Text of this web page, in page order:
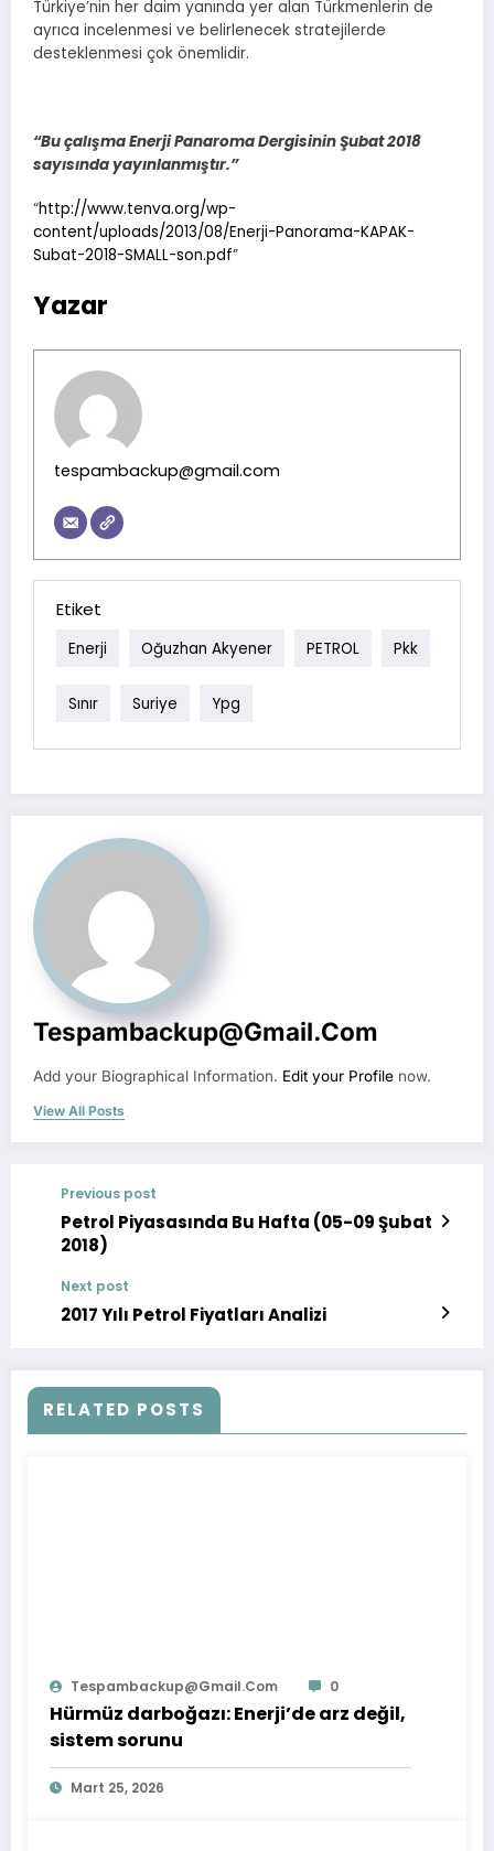
Türkiye’nin her daim yanında yer alan Türkmenlerin de
ayrıca incelenmesi ve belirlenecek stratejilerde
desteklenmesi çok önemlidir.
“Bu çalışma Enerji Panaroma Dergisinin Şubat 2018
sayısında yayınlanmıştır.”
“http://www.tenva.org/wp-
content/uploads/2013/08/Enerji-Panorama-KAPAK-
Subat-2018-SMALL-son.pdf”
Yazar
tespambackup@gmail.com
Etiket
Enerji Oğuzhan Akyener PETROL Pkk
Sınır Suriye Ypg
Tespambackup@gmail.com
Add your Biographical Information. Edit your Profile now.
View All Posts
Previous post
Petrol Piyasasında Bu Hafta (05-09 Şubat
2018)
Next post
2017 Yılı Petrol Fiyatları Analizi
RELATED POSTS
Tespambackup@gmail.com 0
Hürmüz darboğazı: Enerji’de arz değil,
sistem sorunu
Mart 25, 2026